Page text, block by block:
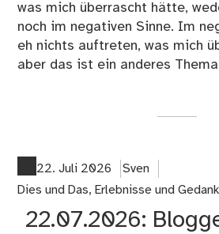
was mich überrascht hätte,
noch im negativen Sinne. Im
eh nichts auftreten, was mich
aber das ist ein anderes
22. Juli 2026
Sven
Dies und Das, Erlebnisse und
22.07.2026: